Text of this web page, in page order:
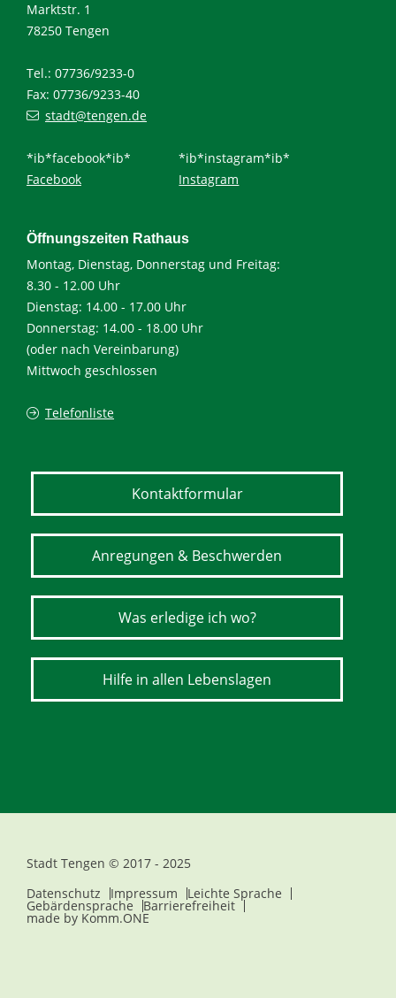
Marktstr. 1
78250 Tengen
Tel.: 07736/9233-0
Fax: 07736/9233-40
stadt@tengen.de
*ib*facebook*ib*
Facebook
*ib*instagram*ib*
Instagram
Öffnungszeiten Rathaus
Montag, Dienstag, Donnerstag und Freitag:
8.30 - 12.00 Uhr
Dienstag: 14.00 - 17.00 Uhr
Donnerstag: 14.00 - 18.00 Uhr
(oder nach Vereinbarung)
Mittwoch geschlossen
Telefonliste
Kontaktformular
Anregungen & Beschwerden
Was erledige ich wo?
Hilfe in allen Lebenslagen
Stadt Tengen © 2017 - 2025
Datenschutz
Impressum Leichte Sprache
Gebärdensprache Barrierefreiheit
made by Komm.ONE